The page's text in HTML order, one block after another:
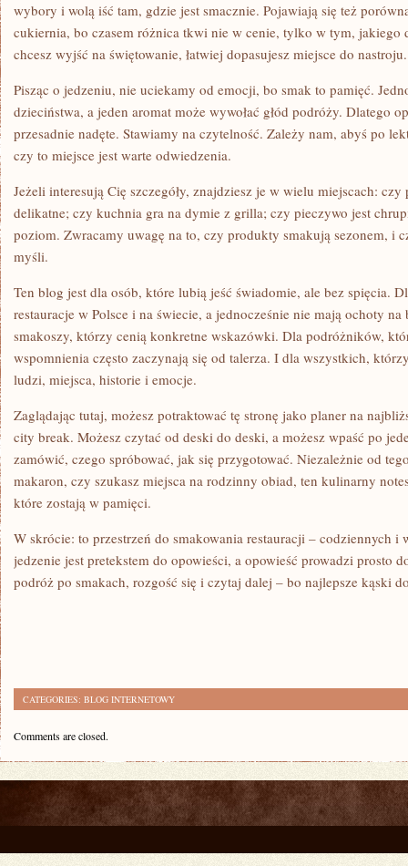
wybory i wolą iść tam, gdzie jest smacznie. Pojawiają się też
cukiernia, bo czasem różnica tkwi nie w cenie, tylko w tym, jakiego
chcesz wyjść na świętowanie, łatwiej dopasujesz miejsce do nastroju.
Pisząc o jedzeniu, nie uciekamy od emocji, bo smak to pamięć.
dzieciństwa, a jeden aromat może wywołać głód podróży. Dlatego
przesadnie nadęte. Stawiamy na czytelność. Zależy nam, abyś po
czy to miejsce jest warte odwiedzenia.
Jeżeli interesują Cię szczegóły, znajdziesz je w wielu miejscach:
delikatne; czy kuchnia gra na dymie z grilla; czy pieczywo jest
poziom. Zwracamy uwagę na to, czy produkty smakują sezonem, i
myśli.
Ten blog jest dla osób, które lubią jeść świadomie, ale bez spięcia.
restauracje w Polsce i na świecie, a jednocześnie nie mają ochoty
smakoszy, którzy cenią konkretne wskazówki. Dla podróżników,
wspomnienia często zaczynają się od talerza. I dla wszystkich,
ludzi, miejsca, historie i emocje.
Zaglądając tutaj, możesz potraktować tę stronę jako planer na
city break. Możesz czytać od deski do deski, a możesz wpaść po
zamówić, czego spróbować, jak się przygotować. Niezależnie od
makaron, czy szukasz miejsca na rodzinny obiad, ten kulinarny
które zostają w pamięci.
W skrócie: to przestrzeń do smakowania restauracji – codziennych
jedzenie jest pretekstem do opowieści, a opowieść prowadzi prosto
podróż po smakach, rozgość się i czytaj dalej – bo najlepsze kąski
CATEGORIES: BLOG INTERNETOWY
Comments are closed.